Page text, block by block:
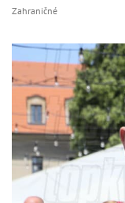
Zahraničné